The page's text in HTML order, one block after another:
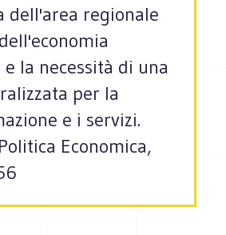
dell'area regionale
e la necessità di una
per la
e i servizi.
Economica,